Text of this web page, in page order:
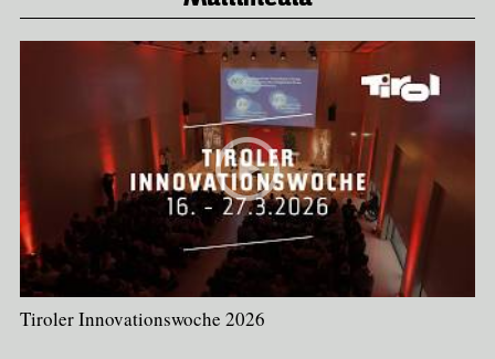
Tiroler Innovationswoche 2026